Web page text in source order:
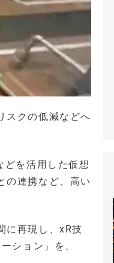
スクの低減などへ
どを活用した仮想
の連携など、高い
に再現し、xR技
ション」を、